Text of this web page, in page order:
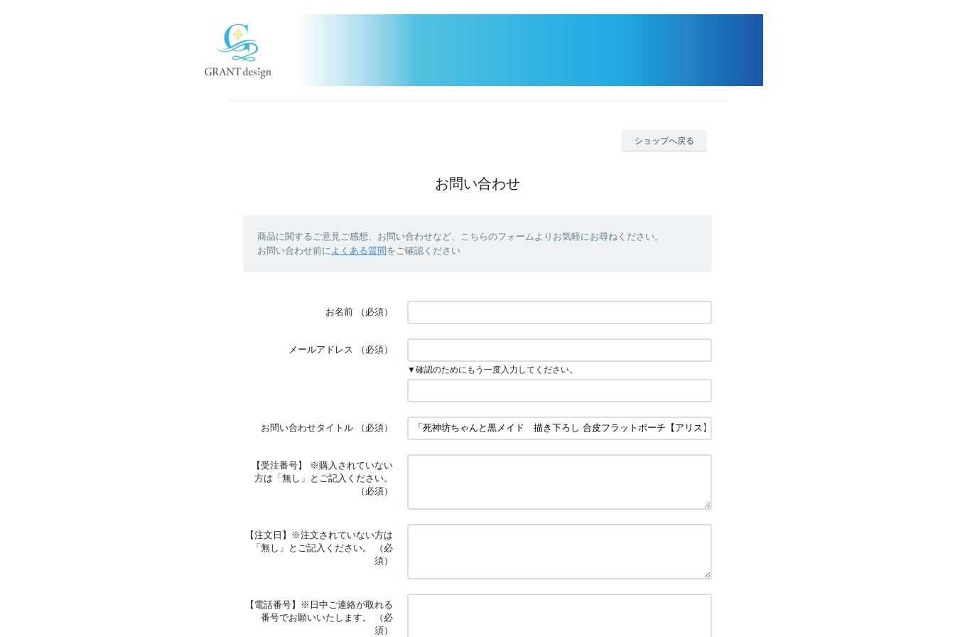
ショップへ戻る
お問い合わせ
商品に関するご意見ご感想、お問い合わせなど、こちらのフォームよりお気軽にお尋ねください。
お問い合わせ前に よくある質問をご確認ください
お名前 （必須）
メールアドレス （必須）
▼確認のためにもう一度入力してください。
お問い合わせタイトル （必須）
【受注番号】 ※購入されていない
方は「無し」とご記入ください。
（必須）
【注文日】※注文されていない方は
「無し」とご記入ください。
（必
須）
【電話番号】※日中ご連絡が取れる
番号でお願いいたします。
（必
須）